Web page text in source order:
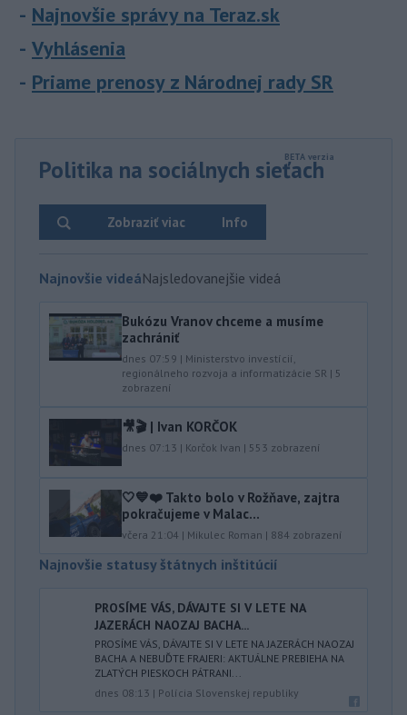
Najnovšie správy na Teraz.sk
Vyhlásenia
Priame prenosy z Národnej rady SR
Politika na sociálnych sieťach
Info
Zobraziť viac
Najnovšie videáNajsledovanejšie videá
Bukózu Vranov chceme a musíme
zachrániť
dnes 07:59 | Ministerstvo investícií,
regionálneho rozvoja a informatizácie SR | 5
zobrazení
🎥🎬 | Ivan KORČOK
dnes 07:13 | Korčok Ivan | 553 zobrazení
🤍💙❤️ Takto bolo v Rožňave, zajtra
pokračujeme v Malac...
včera 21:04 | Mikulec Roman | 884 zobrazení
Najnovšie statusy štátnych inštitúcií
PROSÍME VÁS, DÁVAJTE SI V LETE NA
JAZERÁCH NAOZAJ BACHA...
PROSÍME VÁS, DÁVAJTE SI V LETE NA JAZERÁCH NAOZAJ
BACHA A NEBUĎTE FRAJERI: AKTUÁLNE PREBIEHA NA
ZLATÝCH PIESKOCH PÁTRANI...
dnes 08:13 | Polícia Slovenskej republiky